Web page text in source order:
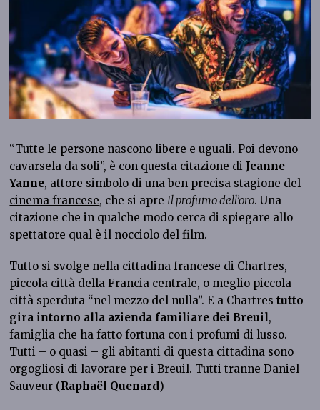
“Tutte le persone nascono libere e uguali. Poi devono
cavarsela da soli”, è con questa citazione di Jeanne
Yanne, attore simbolo di una ben precisa stagione del
cinema francese, che si apreIl profumo dell’oro. Una
citazione che in qualche modo cerca di spiegare allo
spettatore qual è il nocciolo del film.
Tutto si svolge nella cittadina francese di Chartres,
piccola città della Francia centrale, o meglio piccola
città sperduta “nel mezzo del nulla”. E a Chartrestutto
gira intorno alla azienda familiare dei Breuil,
famiglia che ha fatto fortuna con i profumi di lusso.
Tutti – o quasi – gli abitanti di questa cittadina sono
orgogliosi di lavorare per i Breuil. Tutti tranne Daniel
Sauveur (Raphaël Quenard)